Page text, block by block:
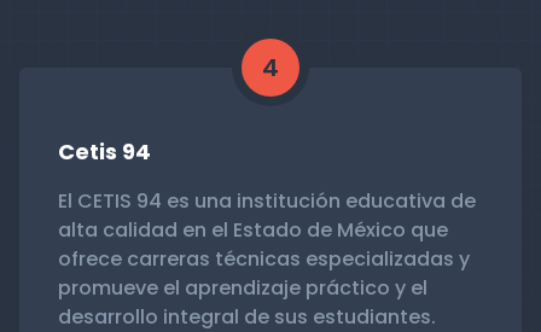
4
Cetis 94
El CETIS 94 es una institución educativa de
alta calidad en el Estado de México que
ofrece carreras técnicas especializadas y
promueve el aprendizaje práctico y el
desarrollo integral de sus estudiantes.